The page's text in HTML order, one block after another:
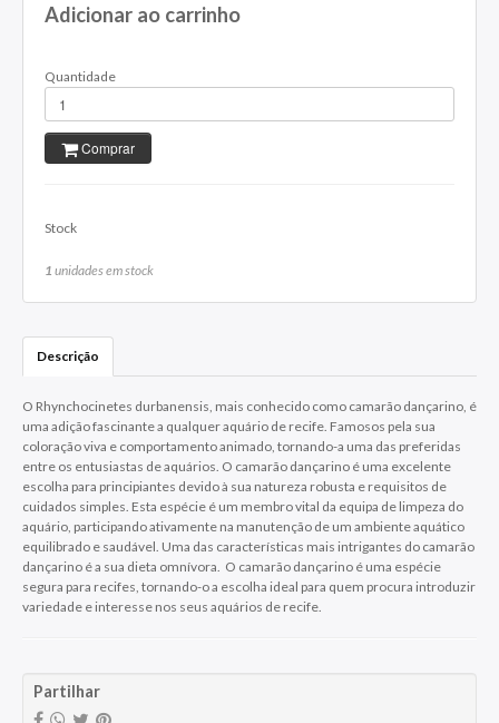
Adicionar ao carrinho
Quantidade
Comprar
Stock
1 unidades em stock
Descrição
O Rhynchocinetes durbanensis, mais conhecido como camarão dançarino, é
uma adição fascinante a qualquer aquário de recife. Famosos pela sua
coloração viva e comportamento animado, tornando-a uma das preferidas
entre os entusiastas de aquários. O camarão dançarino é uma excelente
escolha para principiantes devido à sua natureza robusta e requisitos de
cuidados simples. Esta espécie é um membro vital da equipa de limpeza do
aquário, participando ativamente na manutenção de um ambiente aquático
equilibrado e saudável. Uma das características mais intrigantes do camarão
dançarino é a sua dieta omnívora. O camarão dançarino é uma espécie
segura para recifes, tornando-o a escolha ideal para quem procura introduzir
variedade e interesse nos seus aquários de recife.
Partilhar